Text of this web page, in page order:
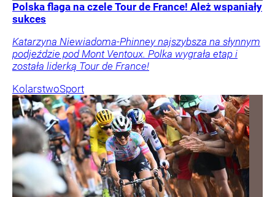
Polska flaga na czele Tour de France! Ależ wspaniały
sukces
Katarzyna Niewiadoma-Phinney najszybsza na słynnym
podjeździe pod Mont Ventoux. Polka wygrała etap i
została liderką Tour de France!
KolarstwoSport